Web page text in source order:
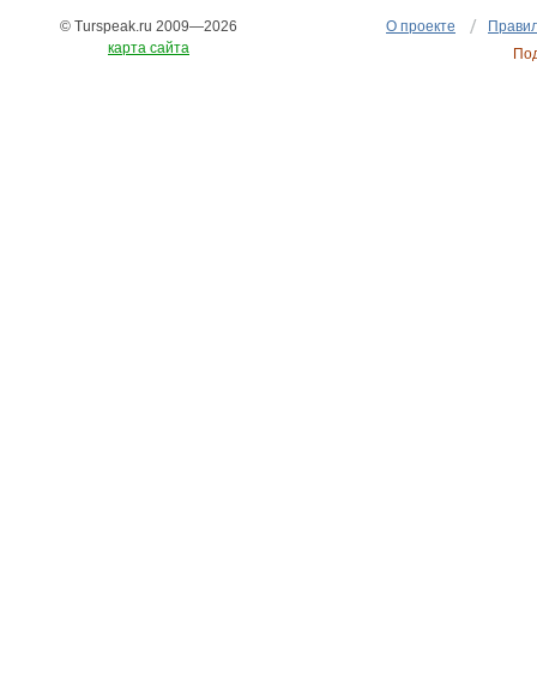
О проекте
© Turspeak.ru 2009—2026
карта сайта